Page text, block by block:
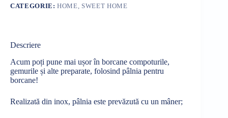
CATEGORIE:HOME, SWEET HOME
Descriere
Acum poți pune mai ușor în borcane compoturile,
gemurile și alte preparate, folosind pâlnia pentru
borcane!
Realizată din inox, pâlnia este prevăzută cu un mâner;